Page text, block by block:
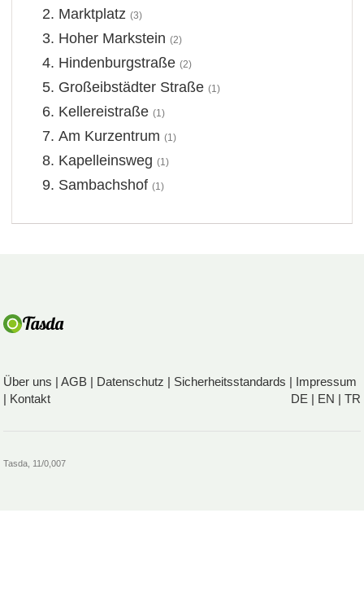
Marktplatz (3)
Hoher Markstein (2)
Hindenburgstraße (2)
Großeibstädter Straße (1)
Kellereistraße (1)
Am Kurzentrum (1)
Kapelleinsweg (1)
Sambachshof (1)
Über uns |AGB Datenschutz Sicherheitsstandards
Impressum
Kontakt DE| EN TR
Tasda, 11/0,007